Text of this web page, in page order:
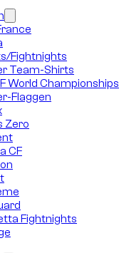
Fightnights
Team-Shirts
World Championships
Flaggen
Zero
CF
Fightnights